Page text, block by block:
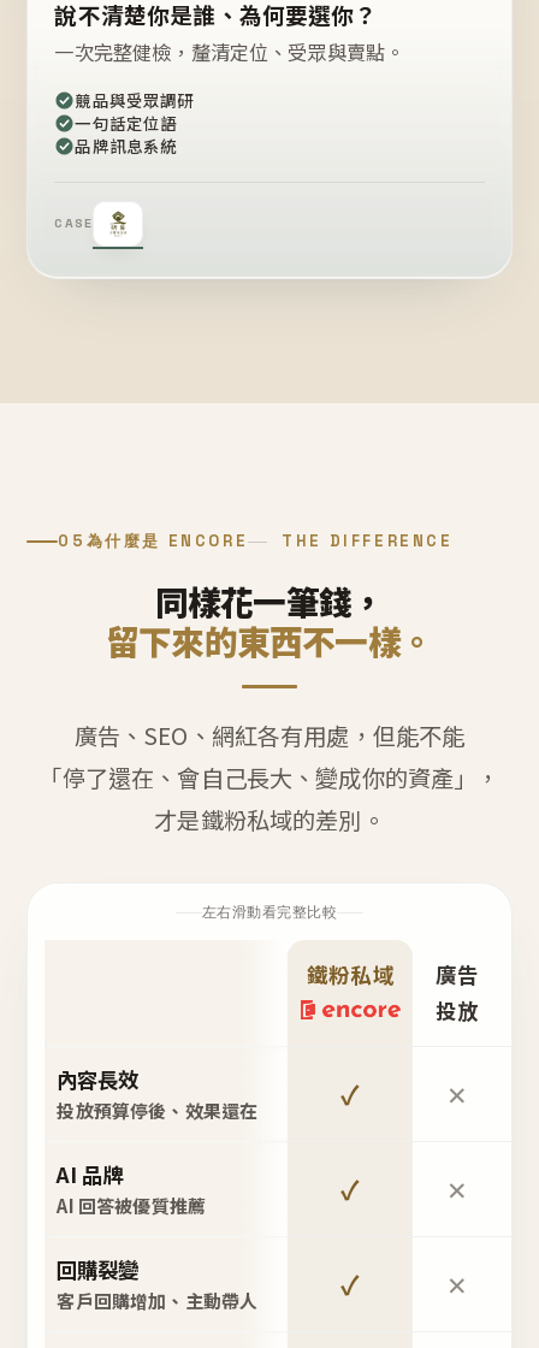
說不清楚你是誰、為何要選你？
一次完整健檢，釐清定位、受眾與賣點。
競品與受眾調研
一句話定位語
品牌訊息系統
CASE
05 為什麼是 ENCORE THE DIFFERENCE
同樣花一筆錢，
留下來的東西不一樣。
廣告、SEO、網紅各有用處，但能不能
「停了還在、會自己長大、變成你的資產」，
才是鐵粉私域的差別。
左右滑動看完整比較
鐵粉私域
廣告
投放
內容長效
投放預算停後、效果還在 ✓ ✕
AI 品牌
AI 回答被優質推薦 ✓ ✕
回購裂變
客戶回購增加、主動帶人 ✓ ✕